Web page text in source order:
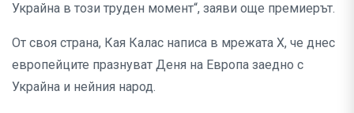
Украйна в този труден момент“, заяви още премиерът.
От своя страна, Кая Калас написа в мрежата X, че днес
европейците празнуват Деня на Европа заедно с
Украйна и нейния народ.